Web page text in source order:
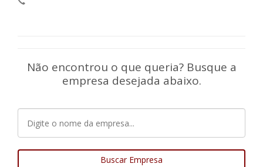
Não encontrou o que queria? Busque a
empresa desejada abaixo.
Buscar Empresa